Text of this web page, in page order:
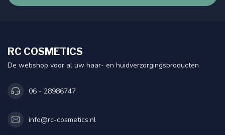
RC COSMETICS
De webshop voor al uw haar- en huidverzorgingsproducten
06 - 28986747
info@rc-cosmetics.nl